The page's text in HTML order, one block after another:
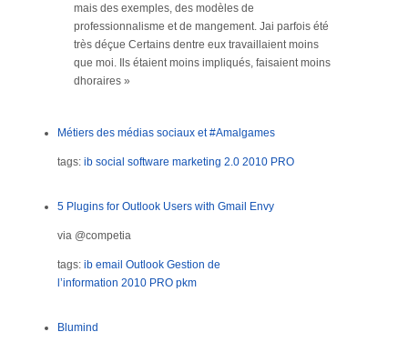
mais des exemples, des modèles de
professionnalisme et de mangement. Jai parfois été
très déçue Certains dentre eux travaillaient moins
que moi. Ils étaient moins impliqués, faisaient moins
dhoraires »
Métiers des médias sociaux et #Amalgames
tags: ib social software marketing 2.0 2010 PRO
5 Plugins for Outlook Users with Gmail Envy
via @competia
tags: ib email Outlook Gestion de
l’information 2010 PRO pkm
Blumind